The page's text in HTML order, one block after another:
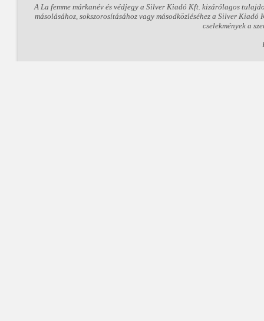
A La femme márkanév és védjegy a Silver Kiadó Kft. kizárólagos
másolásához, sokszorosításához vagy másodközléséhez a Silver
cselekmények a